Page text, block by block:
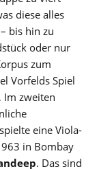
diese alles
bis hin zu
oder nur
zum
Vorfelds Spiel
Im zweiten
eine Viola-
in Bombay
. Das sind